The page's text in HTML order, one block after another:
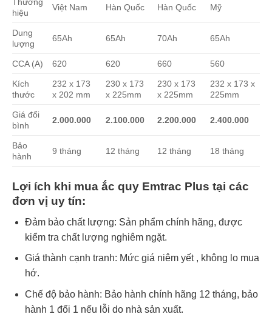
Thương
hiệu
Việt Nam Hàn Quốc Hàn Quốc Mỹ
Dung
lượng
65Ah 65Ah 70Ah 65Ah
CCA (A) 620 620 660 560
Kích
thước
232 x 173
x 202 mm
230 x 173
x 225mm
230 x 173
x 225mm
232 x 173 x
225mm
Giá đổi
bình
2.000.000 2.100.000 2.200.000 2.400.000
Bảo
hành
9 tháng 12 tháng 12 tháng 18 tháng
Lợi ích khi mua ắc quy Emtrac Plus tại các
đơn vị uy tín:
Đảm bảo chất lượng: Sản phẩm chính hãng, được
kiểm tra chất lượng nghiêm ngặt.
Giá thành cạnh tranh: Mức giá niêm yết , không lo mua
hớ.
Chế độ bảo hành: Bảo hành chính hãng 12 tháng, bảo
hành 1 đổi 1 nếu lỗi do nhà sản xuất.